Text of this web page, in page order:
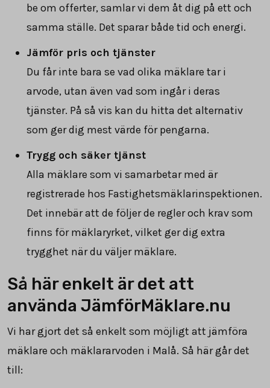
be om offerter, samlar vi dem åt dig på ett och
samma ställe. Det sparar både tid och energi.
Jämför pris och tjänster
Du får inte bara se vad olika mäklare tar i
arvode, utan även vad som ingår i deras
tjänster. På så vis kan du hitta det alternativ
som ger dig mest värde för pengarna.
Trygg och säker tjänst
Alla mäklare som vi samarbetar med är
registrerade hos Fastighetsmäklarinspektionen.
Det innebär att de följer de regler och krav som
finns för mäklaryrket, vilket ger dig extra
trygghet när du väljer mäklare.
Så här enkelt är det att
använda JämförMäklare.nu
Vi har gjort det så enkelt som möjligt att jämföra
mäklare och mäklararvoden i Malå. Så här går det
till: